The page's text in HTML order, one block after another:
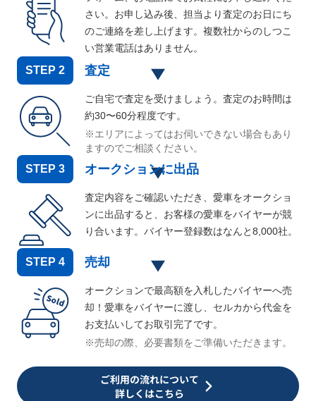
さい。お申し込み後、担当より査定のお日にち
のご連絡を差し上げます。複数社からのしつこ
い営業電話はありません。
STEP 2 査定
ご自宅で査定を受けましょう。査定のお時間は
約30〜60分程度です。
※エリアによってはお伺いできない場合もあり
ますのでご相談ください。
STEP 3 オークションに出品
査定内容をご確認いただき、愛車をオークショ
ンに出品すると、お客様の愛車をバイヤーが競
り合います。バイヤー登録数はなんと8,000社。
STEP 4 売却
オークションで最高額を入札したバイヤーへ売
却！愛車をバイヤーに渡し、セルカから代金を
お支払いしてお取引完了です。
※売却の際、必要書類をご準備いただきます。
ご利用の流れについて
詳しくはこちら